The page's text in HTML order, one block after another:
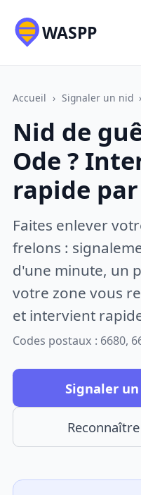
WASPP
Accueil › Signaler un nid ›
Nid de
Ode ?
rapide
Faites enlever
frelons :
d'une minute, un
votre zone vous
et intervient
Codes postaux : 6680,
Signaler